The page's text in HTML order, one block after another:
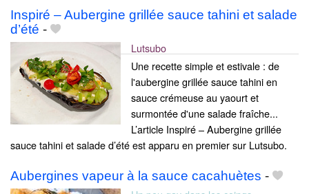
Inspiré – Aubergine grillée sauce tahini et salade
d’été -
Lutsubo
Une recette simple et estivale : de
l'aubergine grillée sauce tahini en
sauce crémeuse au yaourt et
surmontée d'une salade fraîche...
L’article Inspiré – Aubergine grillée
sauce tahini et salade d’été est apparu en premier sur Lutsubo.
Aubergines vapeur à la sauce cacahuètes -